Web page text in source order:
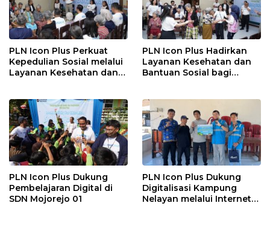
PLN Icon Plus Perkuat
Kepedulian Sosial melalui
Layanan Kesehatan dan
PLN Icon Plus Hadirkan
Layanan Kesehatan dan
Bantuan Sosial bagi
PLN Icon Plus Dukung
Pembelajaran Digital di
SDN Mojorejo 01
PLN Icon Plus Dukung
Digitalisasi Kampung
Nelayan melalui Internet